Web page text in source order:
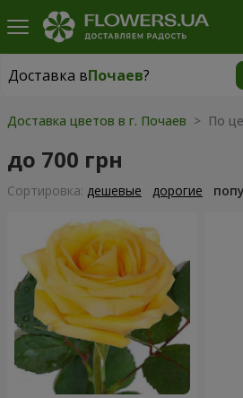
Доставка вПочаев?
Доставка вПочаев|
Доставка цветов в г. Почаев > По
до 700 грн
Cортировка: дешевые дорогие